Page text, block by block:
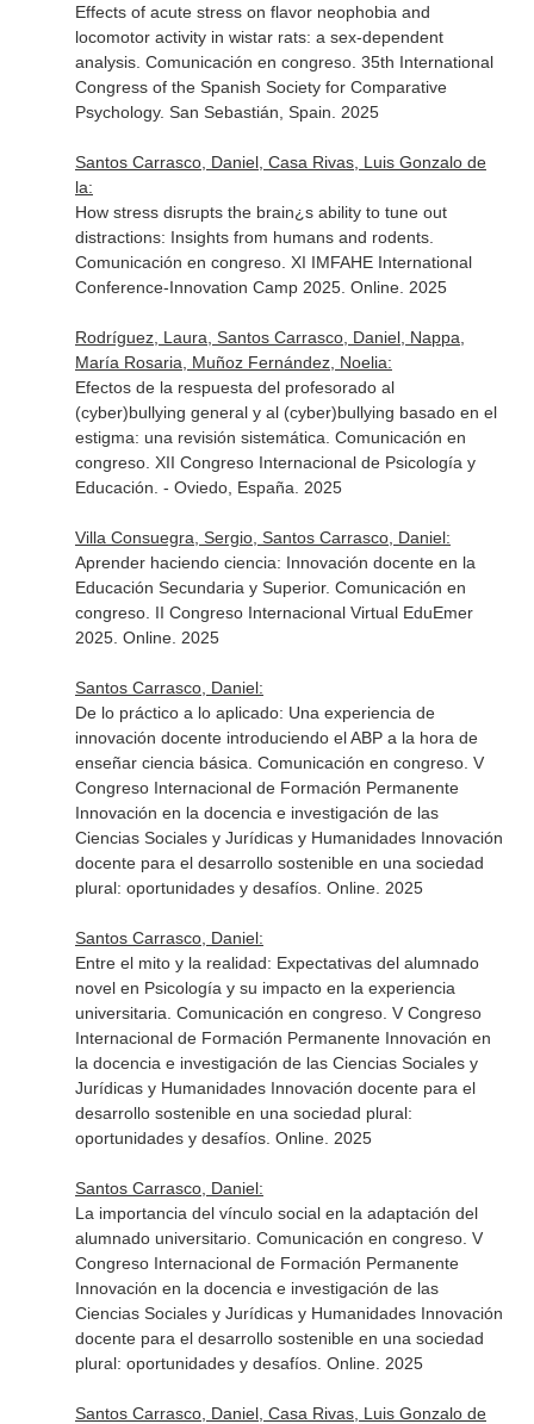
Effects of acute stress on flavor neophobia and
locomotor activity in wistar rats: a sex-dependent
analysis. Comunicación en congreso. 35th International
Congress of the Spanish Society for Comparative
Psychology. San Sebastián, Spain. 2025
Santos Carrasco, Daniel, Casa Rivas, Luis Gonzalo de
la:
How stress disrupts the brain¿s ability to tune out
distractions: Insights from humans and rodents.
Comunicación en congreso. XI IMFAHE International
Conference-Innovation Camp 2025. Online. 2025
Rodríguez, Laura, Santos Carrasco, Daniel, Nappa,
María Rosaria, Muñoz Fernández, Noelia:
Efectos de la respuesta del profesorado al
(cyber)bullying general y al (cyber)bullying basado en el
estigma: una revisión sistemática. Comunicación en
congreso. XII Congreso Internacional de Psicología y
Educación. - Oviedo, España. 2025
Villa Consuegra, Sergio, Santos Carrasco, Daniel:
Aprender haciendo ciencia: Innovación docente en la
Educación Secundaria y Superior. Comunicación en
congreso. II Congreso Internacional Virtual EduEmer
2025. Online. 2025
Santos Carrasco, Daniel:
De lo práctico a lo aplicado: Una experiencia de
innovación docente introduciendo el ABP a la hora de
enseñar ciencia básica. Comunicación en congreso. V
Congreso Internacional de Formación Permanente
Innovación en la docencia e investigación de las
Ciencias Sociales y Jurídicas y Humanidades Innovación
docente para el desarrollo sostenible en una sociedad
plural: oportunidades y desafíos. Online. 2025
Santos Carrasco, Daniel:
Entre el mito y la realidad: Expectativas del alumnado
novel en Psicología y su impacto en la experiencia
universitaria. Comunicación en congreso. V Congreso
Internacional de Formación Permanente Innovación en
la docencia e investigación de las Ciencias Sociales y
Jurídicas y Humanidades Innovación docente para el
desarrollo sostenible en una sociedad plural:
oportunidades y desafíos. Online. 2025
Santos Carrasco, Daniel:
La importancia del vínculo social en la adaptación del
alumnado universitario. Comunicación en congreso. V
Congreso Internacional de Formación Permanente
Innovación en la docencia e investigación de las
Ciencias Sociales y Jurídicas y Humanidades Innovación
docente para el desarrollo sostenible en una sociedad
plural: oportunidades y desafíos. Online. 2025
Santos Carrasco, Daniel, Casa Rivas, Luis Gonzalo de